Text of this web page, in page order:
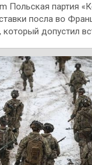
Польская партия
посла во
допустил